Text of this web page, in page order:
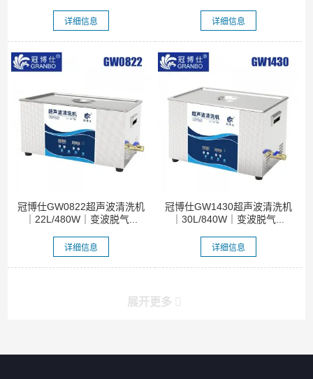
详细信息 详细信息
冠博仕GW0822超声波清洗机
｜22L/480W｜变波脱气...
详细信息
冠博仕GW1430超声波清洗机
｜30L/840W｜变波脱气...
详细信息
展开更多